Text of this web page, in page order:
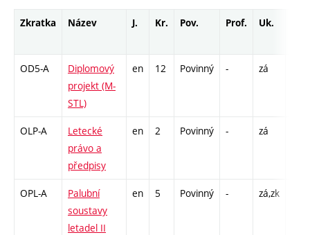
Zkratka Název J. Kr. Pov. Prof. Uk.
OD5-A
Diplomový
projekt (M-
STL)
en 12 Povinný - zá
OLP-A
Letecké
právo a
předpisy
en 2 Povinný - zá
OPL-A
Palubní
soustavy
letadel II
en 5 Povinný - zá,zk